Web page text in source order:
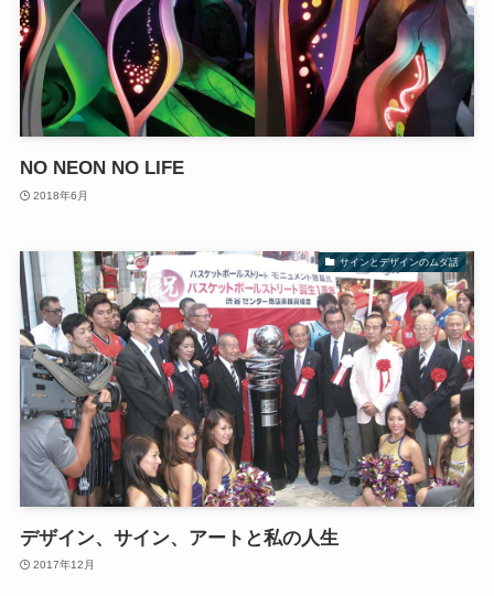
NO NEON NO LIFE
2018年6月
サインとデザインのムダ話
デザイン、サイン、アートと私の人生
2017年12月